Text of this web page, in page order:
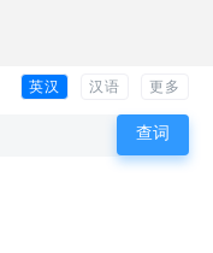
英汉 汉语 更多